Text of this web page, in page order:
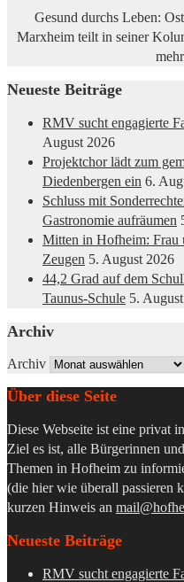
Gesund durchs Leben:
Marxheim teilt in seiner
Neueste Beiträge
RMV sucht engagierte
August 2026
Projektchor lädt zum
Diedenbergen ein 6.
Schluss mit
Gastronomie aufräumen
Mitten in Hofheim: Frau
Zeugen 5. August 2026
44,2 Grad auf dem
Taunus-Schule 5.
Archiv
Archiv
Über diese Seite
Diese Webseite ist eine privat
Ziel es ist, alle Bürgerinnen
Themen in Hofheim zu
(die hier wie überall passieren
kurzen Hinweis an
Neueste Beiträge
RMV sucht engagierte